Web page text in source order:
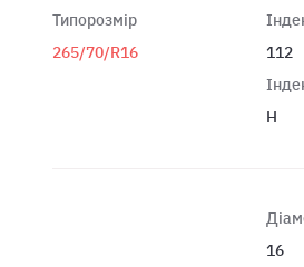
Типорозмір
265/70/R16
112
H
16